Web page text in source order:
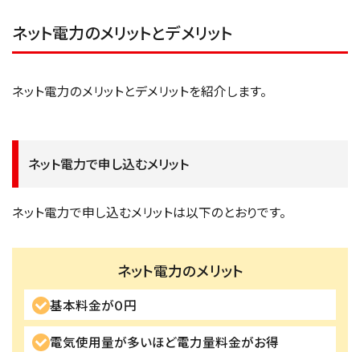
ネット電力のメリットとデメリット
ネット電力のメリットとデメリットを紹介します。
ネット電力で申し込むメリット
ネット電力で申し込むメリットは以下のとおりです。
ネット電力のメリット
基本料金が０円
電気使用量が多いほど電力量料金がお得